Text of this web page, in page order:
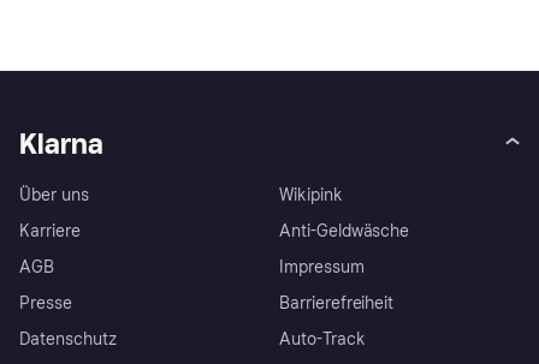
Klarna
Über uns
Karriere
AGB
Presse
Datenschutz
Wikipink
Anti-Geldwäsche
Impressum
Barrierefreiheit
Auto-Track